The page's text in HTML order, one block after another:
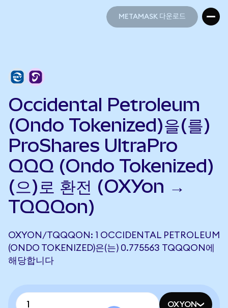
METAMASK 다운로드
Occidental Petroleum
(Ondo Tokenized)을(를)
ProShares UltraPro
QQQ (Ondo Tokenized)
(으)로 환전 (OXYon →
TQQQon)
OXYON/TQQQON: 1 OCCIDENTAL PETROLEUM
(ONDO TOKENIZED)은(는) 0.775563 TQQQON에
해당합니다
OXYON